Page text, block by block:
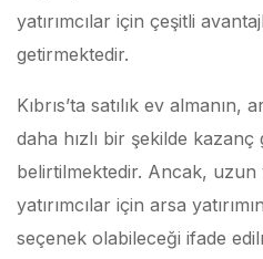
yatırımcılar için çeşitli
getirmektedir.
Kıbrıs’ta satılık ev almanın,
daha hızlı bir şekilde kazanç
belirtilmektedir. Ancak, uzun
yatırımcılar için arsa
seçenek olabileceği ifade